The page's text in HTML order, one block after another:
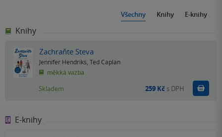
Všechny Knihy E-knihy
Knihy
Zachraňte Steva
Jennifer Hendriks Ted Caplan
měkká vazba
Skladem 259 Kč s DPH
E-knihy